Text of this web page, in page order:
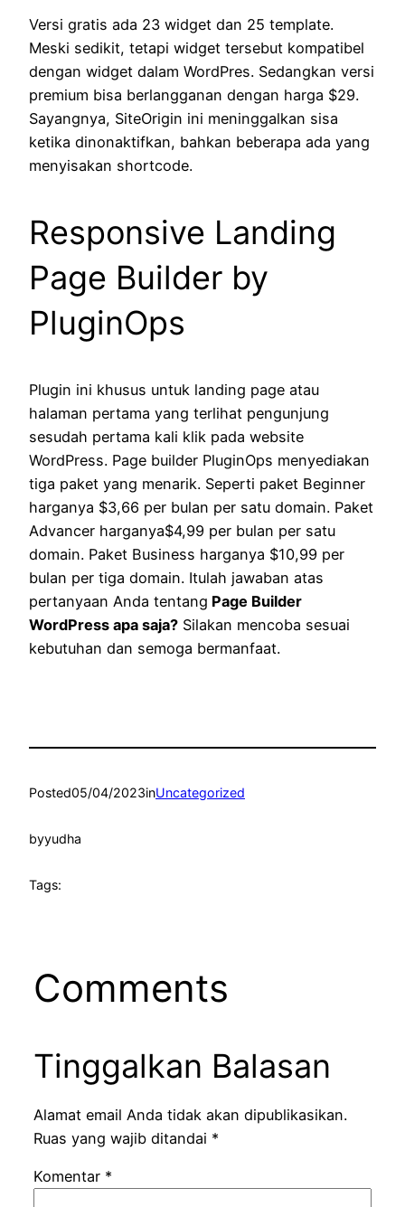
Versi gratis ada 23 widget dan 25 template.
Meski sedikit, tetapi widget tersebut kompatibel
dengan widget dalam WordPres. Sedangkan versi
premium bisa berlangganan dengan harga $29.
Sayangnya, SiteOrigin ini meninggalkan sisa
ketika dinonaktifkan, bahkan beberapa ada yang
menyisakan shortcode.
Responsive Landing
Page Builder by
PluginOps
Plugin ini khusus untuk landing page atau
halaman pertama yang terlihat pengunjung
sesudah pertama kali klik pada website
WordPress. Page builder PluginOps menyediakan
tiga paket yang menarik. Seperti paket Beginner
harganya $3,66 per bulan per satu domain. Paket
Advancer harganya$4,99 per bulan per satu
domain. Paket Business harganya $10,99 per
bulan per tiga domain. Itulah jawaban atas
pertanyaan Anda tentang Page Builder
WordPress apa saja? Silakan mencoba sesuai
kebutuhan dan semoga bermanfaat.
Posted05/04/2023inUncategorized
byyudha
Tags:
Comments
Tinggalkan Balasan
Alamat email Anda tidak akan dipublikasikan.
Ruas yang wajib ditandai *
Komentar *